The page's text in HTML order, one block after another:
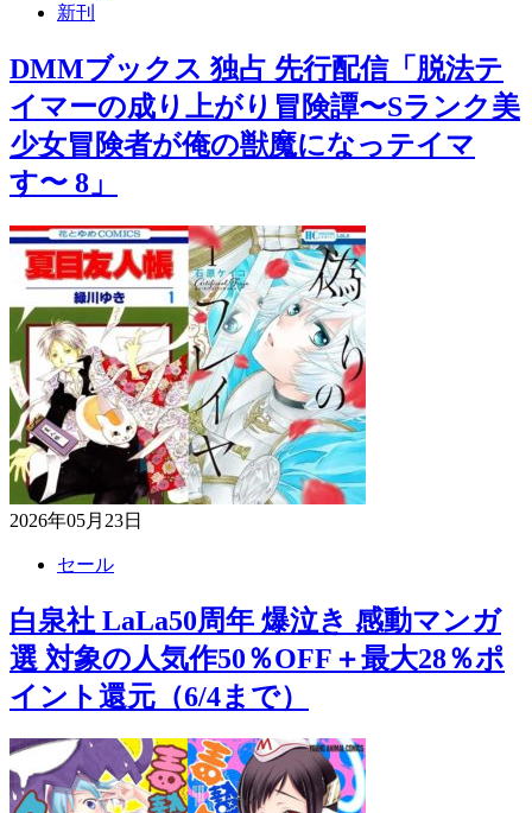
新刊
DMMブックス 独占 先行配信「脱法テ
イマーの成り上がり冒険譚〜Sランク美
少女冒険者が俺の獣魔になっテイマ
す〜 8」
2026年05月23日
セール
白泉社 LaLa50周年 爆泣き 感動マンガ
選 対象の人気作50％OFF＋最大28％ポ
イント還元（6/4まで）